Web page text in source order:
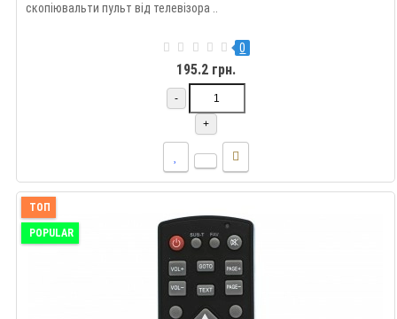
скопіювальти пульт від телевізора ..
0
195.2 грн.
-
+
ТОП
POPULAR